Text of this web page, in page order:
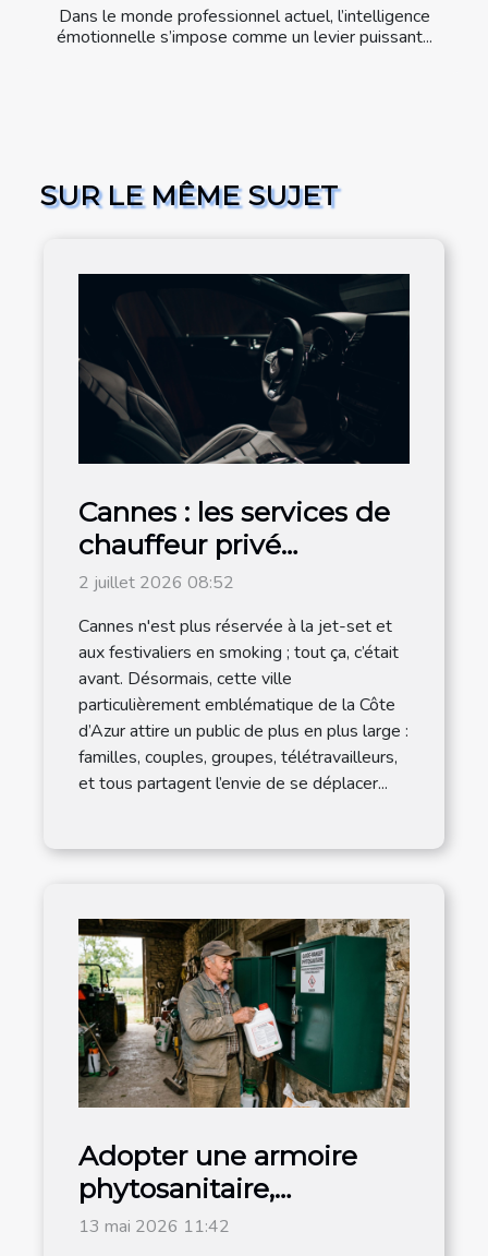
Dans le monde professionnel actuel, l’intelligence
émotionnelle s’impose comme un levier puissant...
SUR LE MÊME SUJET
Cannes : les services de
chauffeur privé
explosent auprès des
particuliers !
2 juillet 2026 08:52
Cannes n'est plus réservée à la jet-set et
aux festivaliers en smoking ; tout ça, c’était
avant. Désormais, cette ville
particulièrement emblématique de la Côte
d’Azur attire un public de plus en plus large :
familles, couples, groupes, télétravailleurs,
et tous partagent l’envie de se déplacer...
Adopter une armoire
phytosanitaire,
l’engagement discret
13 mai 2026 11:42